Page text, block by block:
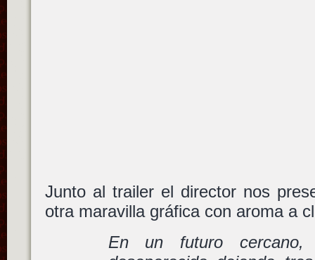
Junto al trailer el director nos
otra maravilla gráfica con aroma a
En un futuro cercano,